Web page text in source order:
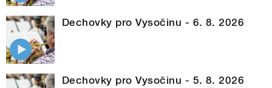
Dechovky pro Vysočinu - 6. 8. 2026
Dechovky pro Vysočinu - 5. 8. 2026